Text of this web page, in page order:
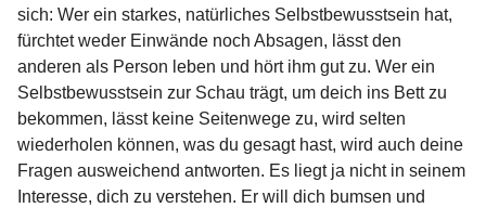
sich: Wer ein starkes, natürliches Selbstbewusstsein hat,
fürchtet weder Einwände noch Absagen, lässt den
anderen als Person leben und hört ihm gut zu. Wer ein
Selbstbewusstsein zur Schau trägt, um deich ins Bett zu
bekommen, lässt keine Seitenwege zu, wird selten
wiederholen können, was du gesagt hast, wird auch deine
Fragen ausweichend antworten. Es liegt ja nicht in seinem
Interesse, dich zu verstehen. Er will dich bumsen und